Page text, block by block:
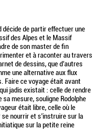
décide de partir effectuer une
des Alpes et le Massif
de son master de fin
et à raconter au travers
de dessins, que d’autres
une alternative aux flux
Faire ce voyage était avant
jadis existait : celle de rendre
mesure, souligne Rodolphe
était libre, celle où le
nourrir et s’instruire sur la
sur la petite reine